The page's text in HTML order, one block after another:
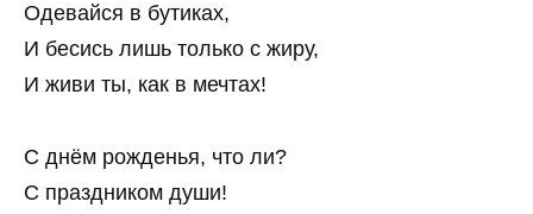
Одевайся в бутиках,
И бесись лишь только с жиру,
И живи ты, как в мечтах!
С днём рожденья, что ли?
С праздником души!